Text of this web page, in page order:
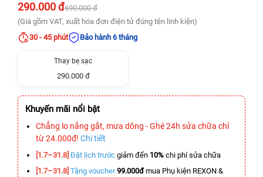
290.000 đ690.000 đ
(Giá gồm VAT, xuất hóa đơn điện tử đúng tên linh kiện)
30 - 45 phút
Bảo hành 6 tháng
Thay bẹ sạc
290.000 đ
Khuyến mãi nổi bật
Chẳng lo nắng gắt, mưa dông - Ghé 24h sửa chữa chỉ
từ 24.000đ! Chi tiết
[1.7–31.8] Đặt lịch trước giảm đến 10% chi phí sửa chữa
[1.7–31.8] Tặng voucher 99.000đmua Phụ kiện REXON &